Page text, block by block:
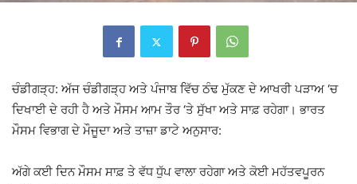
ਚੰਡੀਗੜ੍ਹ: ਅੱਜ ਚੰਡੀਗੜ੍ਹ ਅਤੇ ਪੰਜਾਬ ਵਿੱਚ ਠੰਢ ਮੁੱਕਣ ਦੇ ਆਖਰੀ ਪੜਾਅ ‘ਚ
ਦਿਖਾਈ ਦੇ ਰਹੀ ਹੈ ਅਤੇ ਮੌਸਮ ਆਮ ਤੌਰ ‘ਤੇ ਸੁੱਖਾ ਅਤੇ ਸਾਫ਼ ਰਹੇਗਾ। ਭਾਰਤ
ਮੌਸਮ ਵਿਭਾਗ ਦੇ ਮੌਜੂਦਾ ਅਤੇ ਤਾਜ਼ਾ ਡਾਟੇ ਅਨੁਸਾਰ:
ਅੱਗੇ ਕਈ ਦਿਨ ਮੌਸਮ ਸਾਫ਼ ਤੇ ਵੱਧ ਧੁੱਪ ਵਾਲਾ ਰਹੇਗਾ ਅਤੇ ਕੋਈ ਮਹੱਤਵਪੂਰਨ